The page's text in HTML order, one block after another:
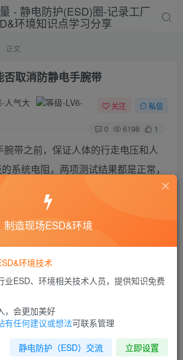
正文
否取消防静电手腕带
关注 私信
0 6198 1
腕带之前，保证人体的行走电压和人
系统电阻，两项测试结果都是正常，
腕带需考虑的因素影响：环境、人员安
分享，如转载请注明出处；
件仅限用于学习和研究使用；不得将上述内容
，否则，后果请用户自负。
制造现场ESD&环境
环境技术
业ESD、环境相关技术人员，提供知识免费
，会更加美好
有任何建议或想法可联系管理
静电防护（ESD）交流 立即设置